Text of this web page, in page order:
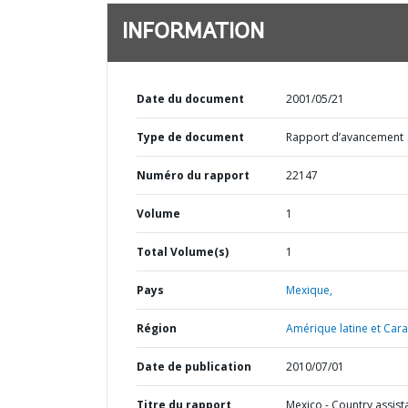
INFORMATION
Date du document 2001/05/21
Type de document Rapport d’avancement
Numéro du rapport 22147
Volume 1
Total Volume(s) 1
Pays Mexique,
Région Amérique latine et
Date de publication 2010/07/01
Titre du rapport
Mexico - Country